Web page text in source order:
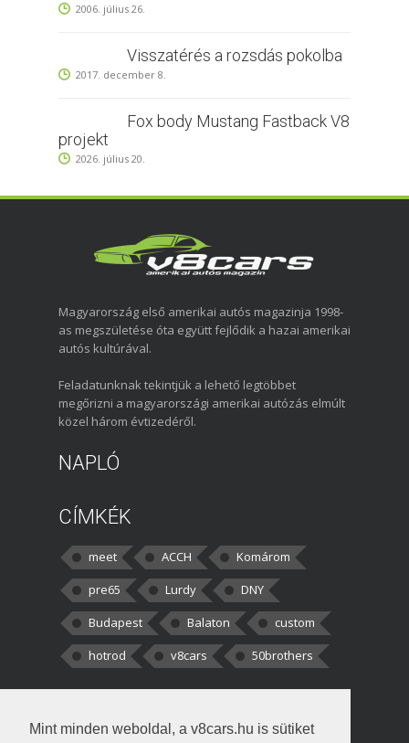
Mint minden weboldal, a v8cars.hu is sütiket
2006. július 26.
Visszatérés a rozsdás pokolba
2017. december 8.
Fox body Mustang Fastback V8
projekt
2026. július 20.
Magyarország első amerikai autós magazinja 1998-
as megszületése óta együtt fejlődik a hazai amerikai
autós kultúrával.
Feladatunknak tekintjük a lehető legtöbbet
megőrizni a magyarországi amerikai autózás elmúlt
közel három évtizedéről.
NAPLÓ
CÍMKÉK
meet ACCH
Komárom
pre65
Lurdy
DNY
Budapest
Balaton
custom
hotrod
v8cars 50brothers